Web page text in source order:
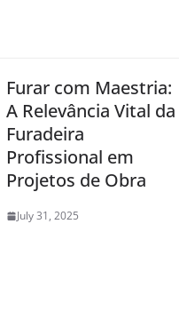
Furar com Maestria:
A Relevância Vital da
Furadeira
Profissional em
Projetos de Obra
July 31, 2025